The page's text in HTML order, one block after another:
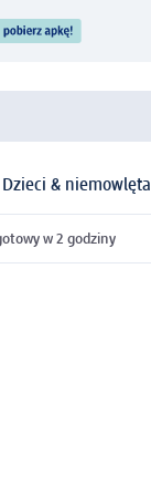
Dzieci & niemowlęta
w 2 godziny